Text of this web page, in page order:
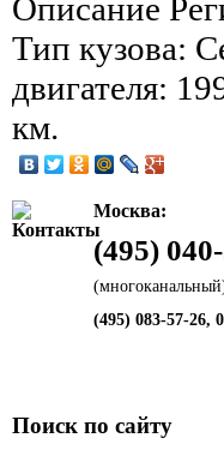
Описание
Тип кузова:
двигателя:
км.
Москва:
(495)
(495) 083-57-26,
Поиск по сайту